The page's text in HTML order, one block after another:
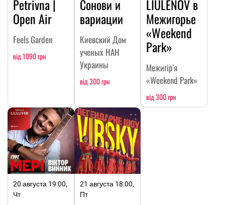
Petrivna |
Open Air
Feels Garden
від 1090 грн
Сонови и
вариации
Киевский Дом
ученых НАН
Украины
від 300 грн
LIULENOV в
Межигорье
«Weekend
Park»
Межигір'я
«Weekend Park»
від 300 грн
20 августа 19:00,
Чт
21 августа 18:00,
Пт